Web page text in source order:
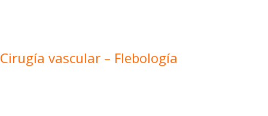
Cirugía vascular – Flebología